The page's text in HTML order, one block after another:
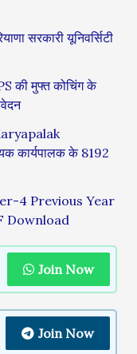
सरकारी यूनिवर्सिटी
की मुफ्त कोचिंग के
कार्यपालक के 8192
4 Previous Year
Download
Join Now
Join Now